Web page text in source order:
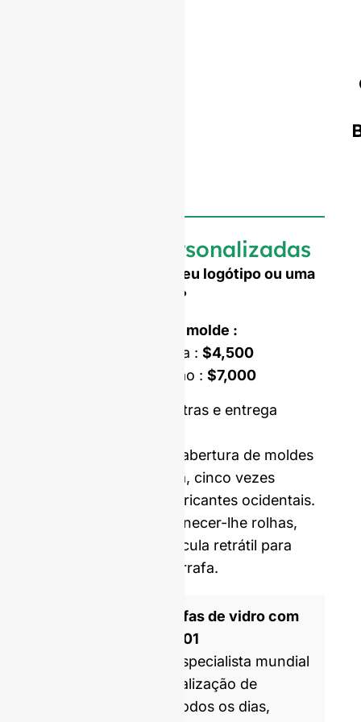
Garrafas personalizadas
Precisa de gravar o seu logótipo ou uma
forma personalizada?
Custo de abertura do molde :
Molde de uma só peça : $4,500
Molde de dupla fixação : $7,000
Preço incluindo amostras e entrega
Os nossos custos de abertura de moldes
e MOQ são, em média, cinco vezes
inferiores aos dos fabricantes ocidentais.
Podemos também fornecer-lhe rolhas,
tampas, rótulos e película retrátil para
personalizar a sua garrafa.
Fabricante de garrafas de vidro com
certificação ISO 9001
A GlassRock é um especialista mundial
no fabrico e personalização de
garrafas de vidro. Todos os dias,